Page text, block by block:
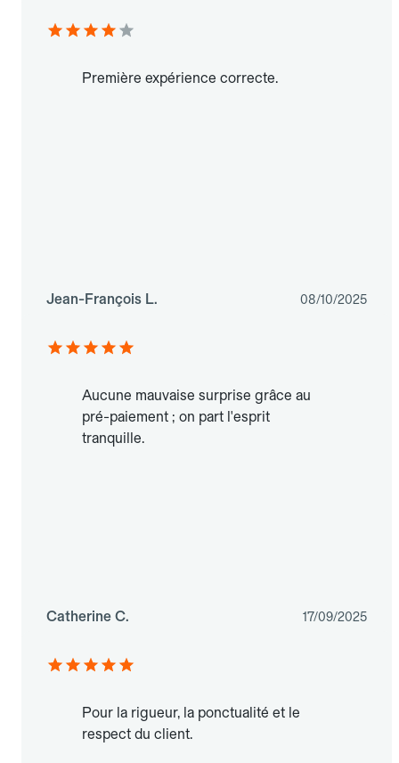
Première expérience correcte.
Jean-François L. 08/10/2025
Aucune mauvaise surprise grâce au
pré-paiement ; on part l'esprit
tranquille.
Catherine C. 17/09/2025
Pour la rigueur, la ponctualité et le
respect du client.